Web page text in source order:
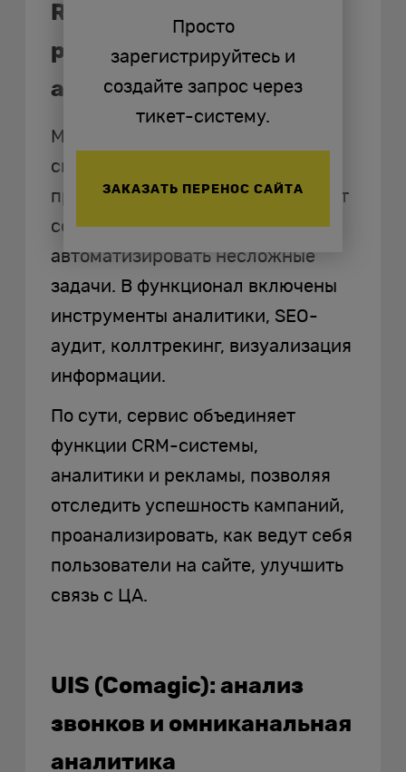
Roistat: объединяет
рекламу, CRM и
аналитику
Маркетинговая платформа
способствует анализу
прибыльности рекламы, помогает
создавать отчеты,
автоматизировать несложные
задачи. В функционал включены
инструменты аналитики, SEO-
аудит, коллтрекинг, визуализация
информации.
По сути, сервис объединяет
функции CRM-системы,
аналитики и рекламы, позволяя
отследить успешность кампаний,
проанализировать, как ведут себя
пользователи на сайте, улучшить
связь с ЦА.
UIS (Comagic): анализ
звонков и омниканальная
аналитика
Просто
зарегистрируйтесь и
создайте запрос через
тикет-систему.
ЗАКАЗАТЬ ПЕРЕНОС САЙТА